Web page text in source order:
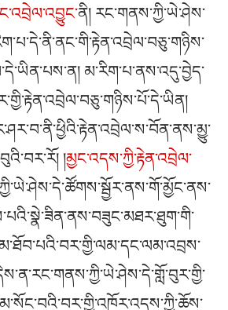
ནི། རང་གནས་ཀྱི་ཡེ་ཤེས་
མ་རིག་པ་ནས་འདུ་བྱེད་
།མྱང་འདས་ཀྱི་རྟེན་འབྲེལ་